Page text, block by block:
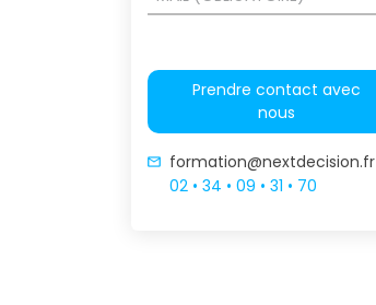
Prendre contact avec
nous
formation@nextdecision.fr
02 • 34 • 09 • 31 • 70